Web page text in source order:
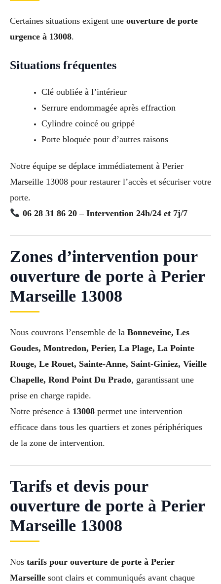
Certaines situations exigent une ouverture de porte
urgence à 13008.
Situations fréquentes
Clé oubliée à l’intérieur
Serrure endommagée après effraction
Cylindre coincé ou grippé
Porte bloquée pour d’autres raisons
Notre équipe se déplace immédiatement à Perier
Marseille 13008 pour restaurer l’accès et sécuriser votre
porte.
06 28 31 86 20 – Intervention 24h/24 et 7j/7
Zones d’intervention pour
ouverture de porte à Perier
Marseille 13008
Nous couvrons l’ensemble de la Bonneveine, Les
Goudes, Montredon, Perier, La Plage, La Pointe
Rouge, Le Rouet, Sainte-Anne, Saint-Giniez, Vieille
Chapelle, Rond Point Du Prado, garantissant une
prise en charge rapide.
Notre présence à 13008 permet une intervention
efficace dans tous les quartiers et zones périphériques
de la zone de intervention.
Tarifs et devis pour
ouverture de porte à Perier
Marseille 13008
Nos tarifs pour ouverture de porte à Perier
Marseille sont clairs et communiqués avant chaque